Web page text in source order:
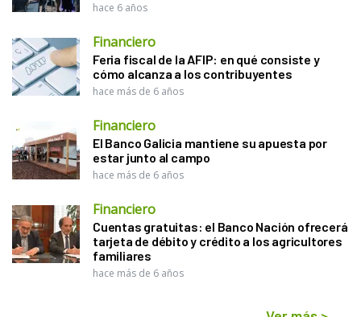
hace 6 años
Financiero
Feria fiscal de la AFIP: en qué consiste y
cómo alcanza a los contribuyentes
hace más de 6 años
Financiero
El Banco Galicia mantiene su apuesta por
estar junto al campo
hace más de 6 años
Financiero
Cuentas gratuitas: el Banco Nación ofrecerá
tarjeta de débito y crédito a los agricultores
familiares
hace más de 6 años